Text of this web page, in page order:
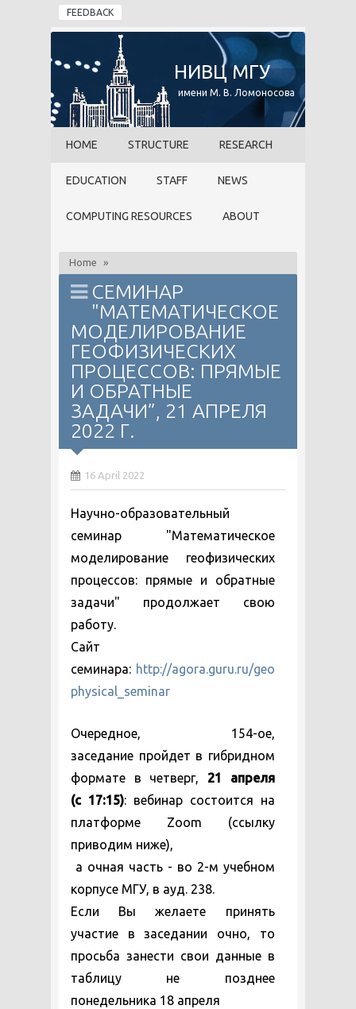
Skip to main content
FEEDBACK
НИВЦ МГУ
имени М. В. Ломоносова
HOME STRUCTURE RESEARCH
EDUCATION STAFF NEWS
COMPUTING RESOURCES ABOUT
Home »
СЕМИНАР
"МАТЕМАТИЧЕСКОЕ
МОДЕЛИРОВАНИЕ
ГЕОФИЗИЧЕСКИХ
ПРОЦЕССОВ: ПРЯМЫЕ
И ОБРАТНЫЕ
ЗАДАЧИ”, 21 АПРЕЛЯ
2022 Г.
16 April 2022
Научно-образовательный
семинар "Математическое
моделирование геофизических
процессов: прямые и обратные
задачи" продолжает свою
работу.
Сайт
семинара: http://agora.guru.ru/geo
physical_seminar
Очередное, 154-ое,
заседание пройдет в гибридном
формате в четверг, 21 апреля
(с 17:15): вебинар состоится на
платформе Zoom (ссылку
приводим ниже),
а очная часть - во 2-м учебном
корпусе МГУ, в ауд. 238.
Если Вы желаете принять
участие в заседании очно, то
просьба занести свои данные в
таблицу не позднее
понедельника 18 апреля